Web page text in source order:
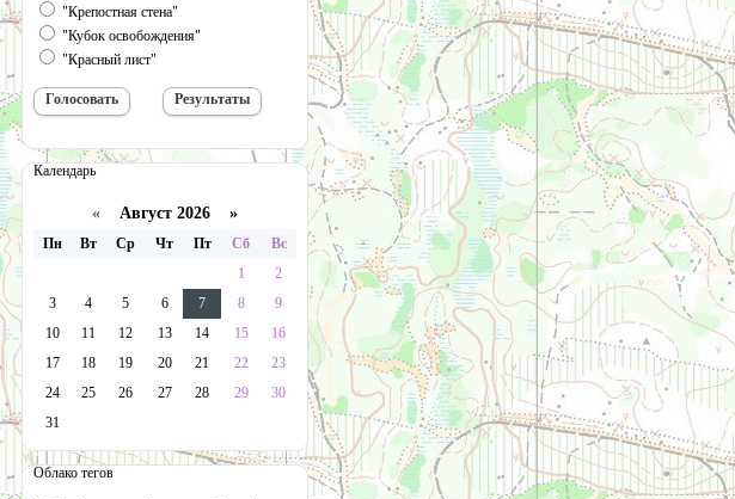
"Крепостная стена"
"Кубок освобождения"
"Красный лист"
Календарь
« Август 2026 »
Пн Вт Ср Чт Пт Сб
Вс
1
2
3
4 5 6 7 8
9
10
11 12 13 14 15
16
17
18 19 20 21 22
23
24
25 26 27 28 29
30
31
Облако тегов